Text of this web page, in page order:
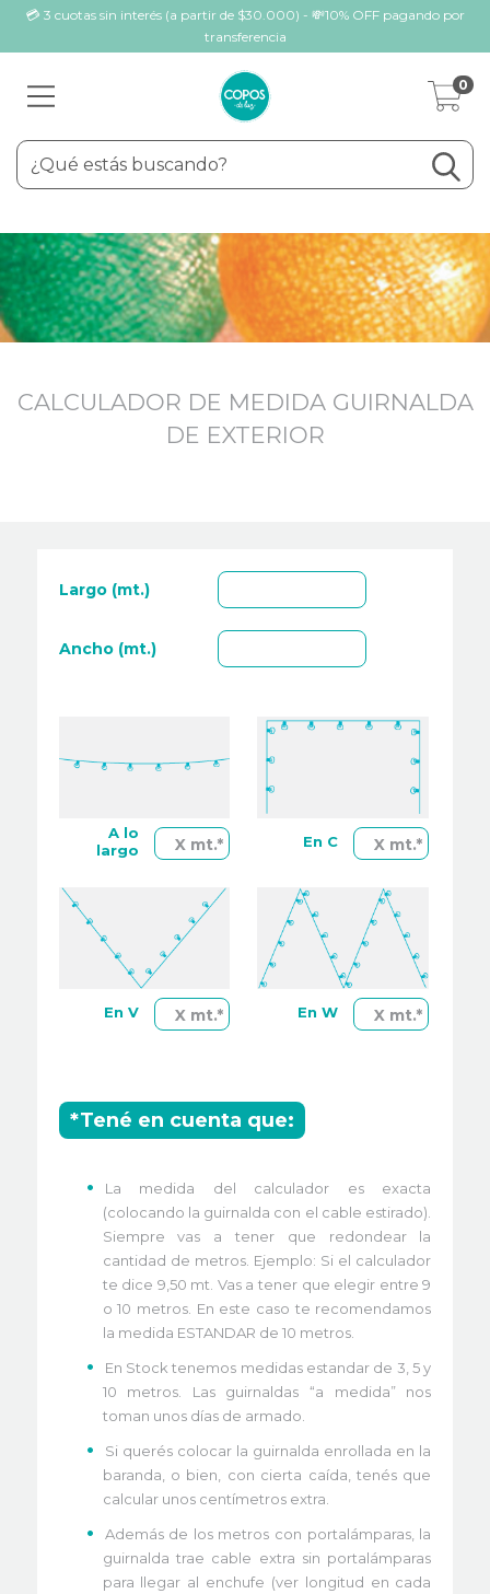
💳 3 cuotas sin interés (a partir de $30.000) - 💸10% OFF pagando por
transferencia
0
CALCULADOR DE MEDIDA GUIRNALDA
DE EXTERIOR
Largo (mt.)
Ancho (mt.)
A lo
largo
X mt.* En C X mt.*
En V X mt.* En W X mt.*
*Tené en cuenta que:
La medida del calculador es exacta
(colocando la guirnalda con el cable estirado).
Siempre vas a tener que redondear la
cantidad de metros. Ejemplo: Si el calculador
te dice 9,50 mt. Vas a tener que elegir entre 9
o 10 metros. En este caso te recomendamos
la medida ESTANDAR de 10 metros.
En Stock tenemos medidas estandar de 3, 5 y
10 metros. Las guirnaldas “a medida” nos
toman unos días de armado.
Si querés colocar la guirnalda enrollada en la
baranda, o bien, con cierta caída, tenés que
calcular unos centímetros extra.
Además de los metros con portalámparas, la
guirnalda trae cable extra sin portalámparas
para llegar al enchufe (ver longitud en cada